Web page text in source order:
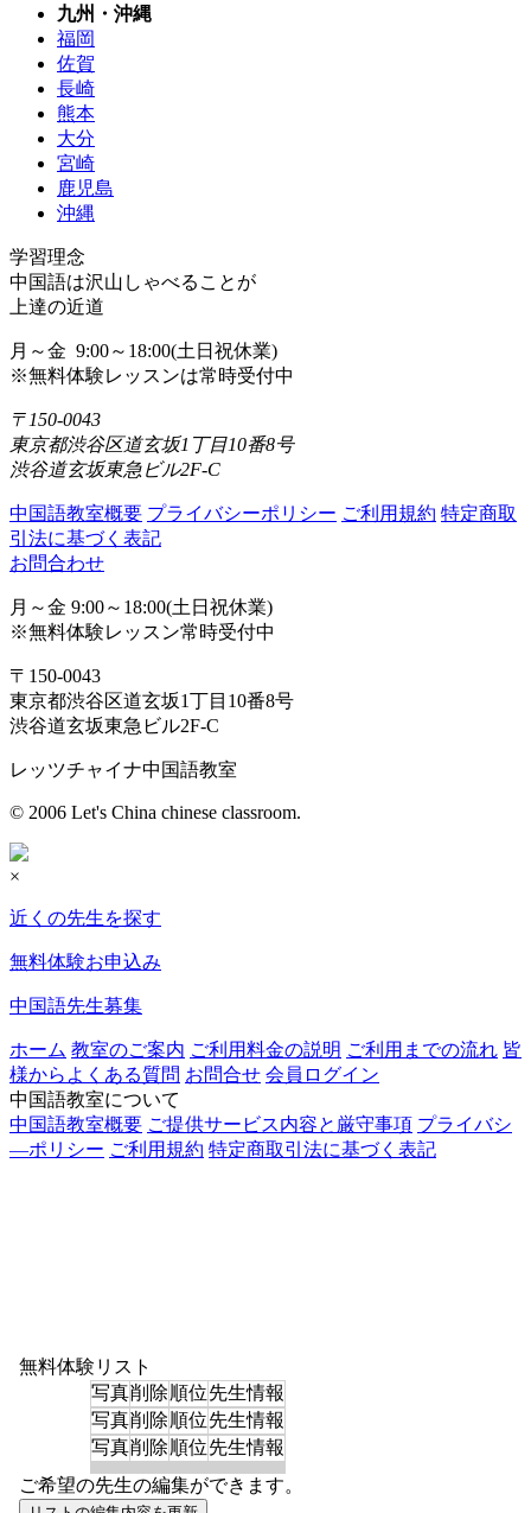
九州・沖縄
福岡
佐賀
長崎
熊本
大分
宮崎
鹿児島
沖縄
学習理念
中国語は沢山しゃべることが
上達の近道
月～金 9:00～18:00(土日祝休業)
※無料体験レッスンは常時受付中
〒150-0043
東京都渋谷区道玄坂1丁目10番8号
渋谷道玄坂東急ビル2F-C
中国語教室概要 プライバシーポリシー ご利用規約 特定商取
引法に基づく表記
お問合わせ
月～金 9:00～18:00(土日祝休業)
※無料体験レッスン常時受付中
〒150-0043
東京都渋谷区道玄坂1丁目10番8号
渋谷道玄坂東急ビル2F-C
レッツチャイナ中国語教室
© 2006 Let's China chinese classroom.
×
近くの先生を探す
無料体験お申込み
中国語先生募集
ホーム 教室のご案内 ご利用料金の説明 ご利用までの流れ 皆
様からよくある質問 お問合せ 会員ログイン
中国語教室について
中国語教室概要 ご提供サービス内容と厳守事項 プライバシ
―ポリシー ご利用規約 特定商取引法に基づく表記